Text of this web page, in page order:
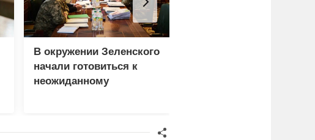
В окружении Зеленского
начали готовиться к
неожиданному